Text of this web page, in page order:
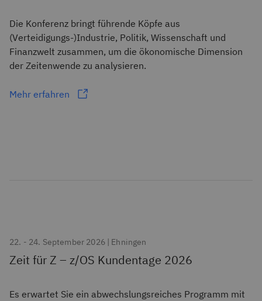
Die Konferenz bringt führende Köpfe aus
(Verteidigungs-)Industrie, Politik, Wissenschaft und
Finanzwelt zusammen, um die ökonomische Dimension
der Zeitenwende zu analysieren.
Mehr erfahren
22. - 24. September 2026 | Ehningen
Zeit für Z – z/OS Kundentage 2026
Es erwartet Sie ein abwechslungsreiches Programm mit